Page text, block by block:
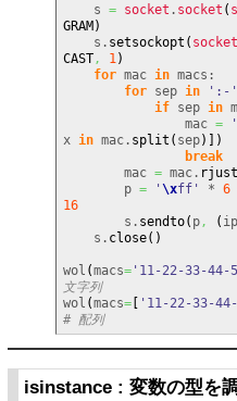
    s
= socket . socket (
GRAM)
    s.
setsockopt ( socket
CAST, 1 )
for mac in macs:
for sep in ':-'
if sep in
                mac
=
x in mac. split ( sep) ] )
break
        mac
= mac. rjust
        p
= ' \xff' * 6
16
        s.
sendto( p, ( ip
    s.
close( )
wol (macs='11-22-33-44-
文字列
wol (macs=[ '11-22-33-
# 配列
isinstance : 変数の型を